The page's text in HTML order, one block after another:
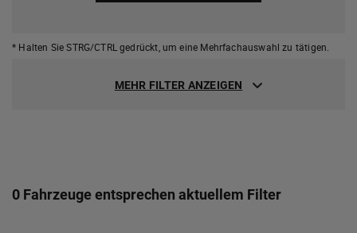
* Halten Sie STRG/CTRL gedrückt, um eine Mehrfachauswahl zu tätigen.
MEHR FILTER ANZEIGEN
0 Fahrzeuge entsprechen aktuellem Filter